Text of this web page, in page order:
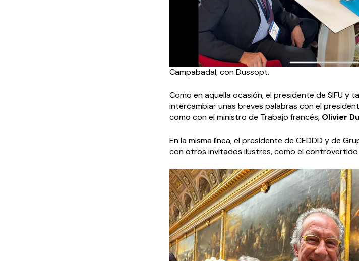
Campabadal, con Dussopt.
Como en aquella ocasión, el presidente de SIFU y
intercambiar unas breves palabras con el
como con el ministro de Trabajo francés, Olivier
En la misma línea, el presidente de CEDDD y de
con otros invitados ilustres, como el controvertido